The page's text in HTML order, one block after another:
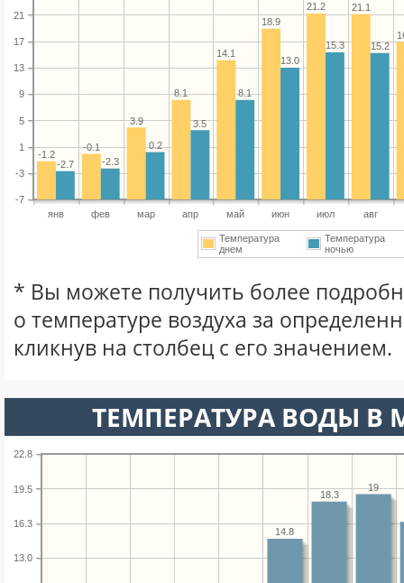
янв фев мар апр май июн июл авг
-7
-3
1
5
9
13
17
21
21.1
21.2
18.9
14.1
8.1
3.9
-0.1
-1.2
15.2
15.3
13.0
8.1
3.5
0.2
-2.3
-2.7
Температура
днем
Температура
ночью
* Вы можете получить более
о температуре воздуха за
кликнув на столбец с его значением.
ТЕМПЕРАТУРА ВОДЫ В
13.0
16.3
19.5
22.8
19
18.3
14.8